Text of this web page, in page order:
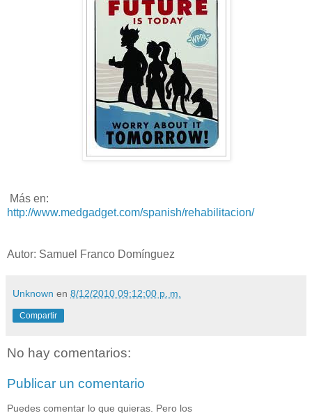
Más en:
http://www.medgadget.com/spanish/rehabilitacion/
Autor: Samuel Franco Domínguez
Unknown en 8/12/2010 09:12:00 p. m.
Compartir
No hay comentarios:
Publicar un comentario
Puedes comentar lo que quieras. Pero los